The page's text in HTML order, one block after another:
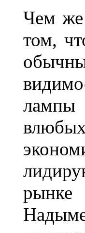
Чем же
том,
лампы
рынке